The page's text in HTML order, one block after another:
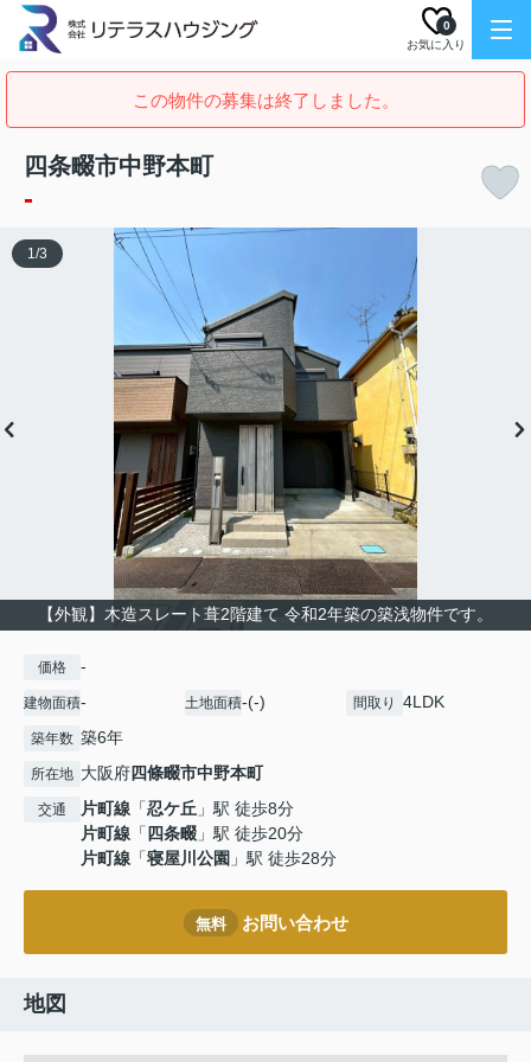
お気に入り
0
この物件の募集は終了しました。
四条畷市中野本町
-
【外観】木造スレート葺2階建て 令和2年築の築浅物件です。
1/3
価格 -
建物面積- 土地面積-(-) 間取り 4LDK
築年数 築6年
所在地 大阪府四條畷市中野本町
交通 片町線 「忍ケ丘 」駅 徒歩8分
片町線 「 四条畷 」駅 徒歩20分
片町線 「寝屋川公園 」駅 徒歩28分
無料 お問い合わせ
地図